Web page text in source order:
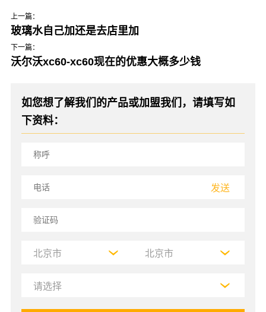
上一篇：
玻璃水自己加还是去店里加
下一篇：
沃尔沃xc60-xc60现在的优惠大概多少钱
如您想了解我们的产品或加盟我们，请填写如
下资料：
发送